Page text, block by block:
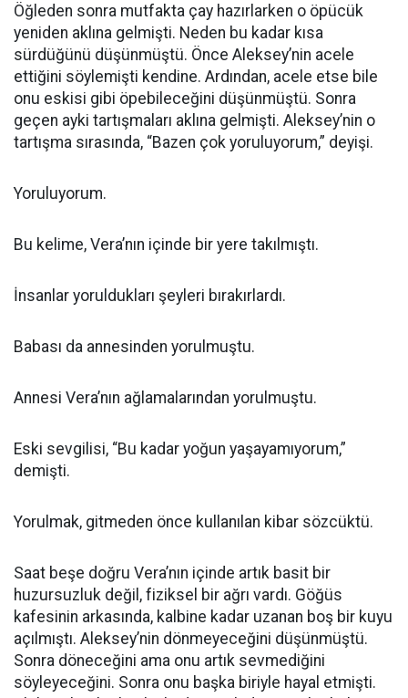
Öğleden sonra mutfakta çay hazırlarken o öpücük
yeniden aklına gelmişti. Neden bu kadar kısa
sürdüğünü düşünmüştü. Önce Aleksey’nin acele
ettiğini söylemişti kendine. Ardından, acele etse bile
onu eskisi gibi öpebileceğini düşünmüştü. Sonra
geçen ayki tartışmaları aklına gelmişti. Aleksey’nin o
tartışma sırasında, “Bazen çok yoruluyorum,” deyişi.
Yoruluyorum.
Bu kelime, Vera’nın içinde bir yere takılmıştı.
İnsanlar yoruldukları şeyleri bırakırlardı.
Babası da annesinden yorulmuştu.
Annesi Vera’nın ağlamalarından yorulmuştu.
Eski sevgilisi, “Bu kadar yoğun yaşayamıyorum,”
demişti.
Yorulmak, gitmeden önce kullanılan kibar sözcüktü.
Saat beşe doğru Vera’nın içinde artık basit bir
huzursuzluk değil, fiziksel bir ağrı vardı. Göğüs
kafesinin arkasında, kalbine kadar uzanan boş bir kuyu
açılmıştı. Aleksey’nin dönmeyeceğini düşünmüştü.
Sonra döneceğini ama onu artık sevmediğini
söyleyeceğini. Sonra onu başka biriyle hayal etmişti.